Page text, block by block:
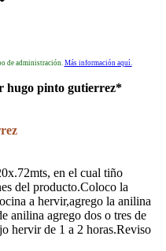
de administración. Más información aquí.
hugo pinto gutierrez*
en el cual tiño
del producto.Coloco la
a hervir,agrego la anilina
anilina agrego dos o tres de
hervir de 1 a 2 horas.Reviso